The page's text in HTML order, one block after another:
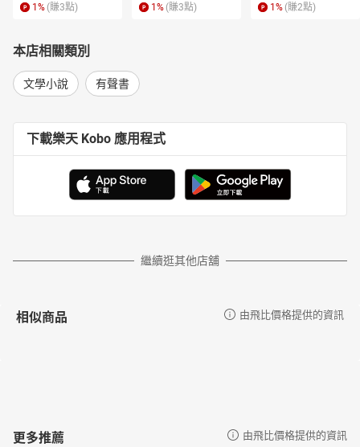
1 % (賺3點) 1 % (賺3點) 1 % (賺2點)
本店相關類別
文學小說 有聲書
下載樂天 Kobo 應用程式
繼續逛其他店舖
相似商品 由飛比價格提供的資訊
更多推薦 由飛比價格提供的資訊